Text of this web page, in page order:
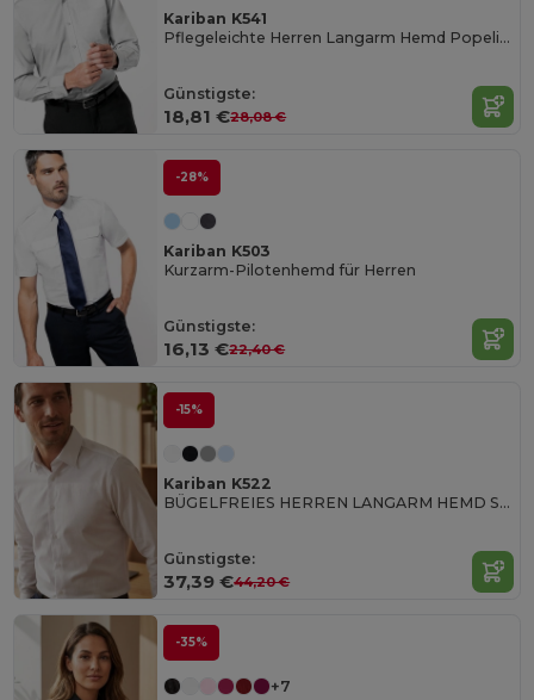
Kariban K541
Pflegeleichte Herren Langarm Hemd Popeline
Günstigste:
18,81 €28,08 €
-28%
Kariban K503
Kurzarm-Pilotenhemd für Herren
Günstigste:
16,13 €22,40 €
-15%
Kariban K522
BÜGELFREIES HERREN LANGARM HEMD SUPREME
Günstigste:
37,39 €44,20 €
-35%
+7